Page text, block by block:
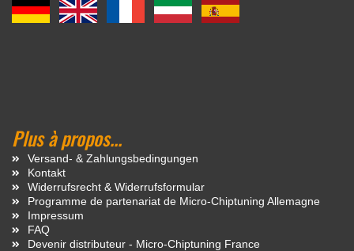
Plus à propos...
Versand- & Zahlungsbedingungen
Kontakt
Widerrufsrecht & Widerrufsformular
Programme de partenariat de Micro-Chiptuning Allemagne
Impressum
FAQ
Devenir distributeur - Micro-Chiptuning France